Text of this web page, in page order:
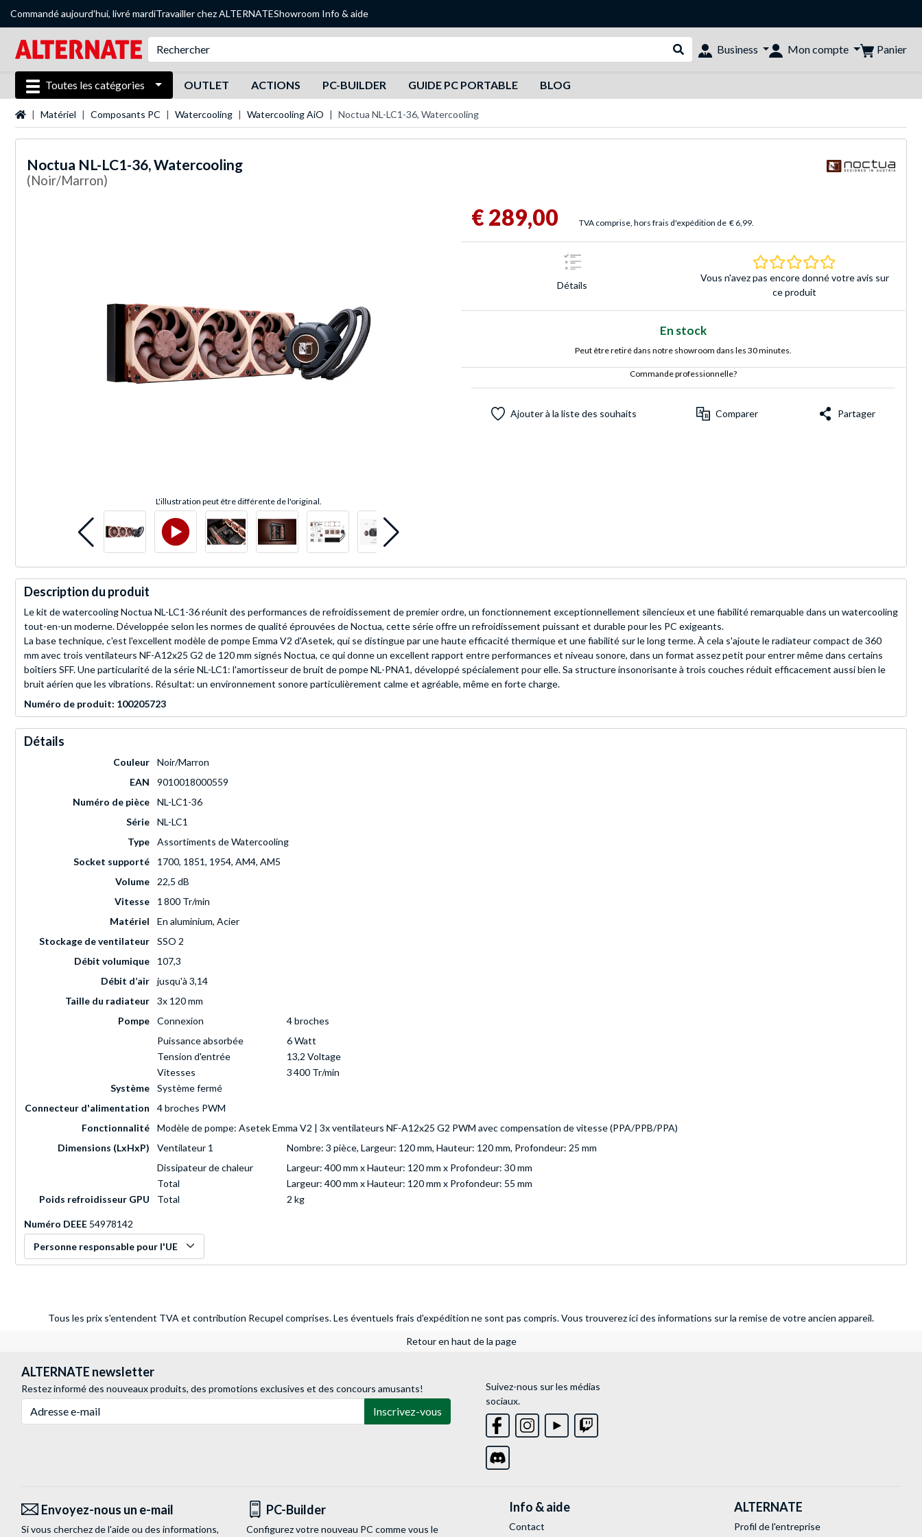
Commandé aujourd'hui, livré mardiTravailler chez ALTERNATEShowroom Info & aide
Rechercher dans le shop
Business Mon compte Panier
Toutes les catégories OUTLET ACTIONS PC-BUILDER GUIDE PC PORTABLE BLOG
Page d'accueil
Matériel Composants PC Watercooling Watercooling AiO Noctua NL-LC1-36, Watercooling
Noctua NL-LC1-36, Watercooling
(Noir/Marron)
L'illustration peut être différente de l'original.
€ 289,00 TVA comprise, hors frais d'expédition de € 6,99.
Détails
0.0 Étoiles Basé sur
Vous n'avez pas encore donné votre avis sur
ce produit
En stock
Peut être retiré dans notre showroom dans les 30 minutes.
Commande professionnelle?
Ajouter à la liste des souhaits Comparer Partager
Description du produit
Le kit de watercooling Noctua NL-LC1-36 réunit des performances de refroidissement de premier ordre, un fonctionnement exceptionnellement silencieux et une fiabilité remarquable dans un watercooling
tout-en-un moderne. Développée selon les normes de qualité éprouvées de Noctua, cette série offre un refroidissement puissant et durable pour les PC exigeants.
La base technique, c'est l'excellent modèle de pompe Emma V2 d'Asetek, qui se distingue par une haute efficacité thermique et une fiabilité sur le long terme. À cela s'ajoute le radiateur compact de 360
mm avec trois ventilateurs NF-A12x25 G2 de 120 mm signés Noctua, ce qui donne un excellent rapport entre performances et niveau sonore, dans un format assez petit pour entrer même dans certains
boîtiers SFF. Une particularité de la série NL-LC1: l'amortisseur de bruit de pompe NL-PNA1, développé spécialement pour elle. Sa structure insonorisante à trois couches réduit efficacement aussi bien le
bruit aérien que les vibrations. Résultat: un environnement sonore particulièrement calme et agréable, même en forte charge.
Numéro de produit: 100205723
Détails
Couleur
Noir/Marron
EAN
9010018000559
Numéro de pièce
NL-LC1-36
Série
NL-LC1
Type
Assortiments de Watercooling
Socket supporté
1700, 1851, 1954, AM4, AM5
Volume
22,5 dB
Vitesse
1 800 Tr/min
Matériel
En aluminium, Acier
Stockage de ventilateur
SSO 2
Débit volumique
107,3
Débit d’air
jusqu'à 3,14
Taille du radiateur
3x 120 mm
Pompe
Connexion
4 broches
Puissance absorbée
6 Watt
Tension d'entrée
13,2 Voltage
Vitesses
3 400 Tr/min
Système
Système fermé
Connecteur d'alimentation
4 broches PWM
Fonctionnalité
Modèle de pompe: Asetek Emma V2 | 3x ventilateurs NF-A12x25 G2 PWM avec compensation de vitesse (PPA/PPB/PPA)
Dimensions (LxHxP)
Ventilateur 1
Nombre: 3 pièce, Largeur: 120 mm, Hauteur: 120 mm, Profondeur: 25 mm
Dissipateur de chaleur
Largeur: 400 mm x Hauteur: 120 mm x Profondeur: 30 mm
Total
Largeur: 400 mm x Hauteur: 120 mm x Profondeur: 55 mm
Poids refroidisseur GPU
Total 2 kg
Numéro DEEE 54978142
Personne responsable pour l'UE
Tous les prix s'entendent TVA et contribution Recupel comprises. Les éventuels frais d'expédition ne sont pas compris.Vous trouverez ici des informations sur la remise de votre ancien appareil.
Retour en haut de la page
ALTERNATE newsletter
Restez informé des nouveaux produits, des promotions exclusives et des concours amusants!
Inscrivez-vous
Suivez-nous sur les médias
sociaux.
Envoyez-nous un e-mail
Si vous cherchez de l'aide ou des informations,
PC-Builder
Configurez votre nouveau PC comme vous le
Info & aide
Contact
ALTERNATE
Profil de l'entreprise